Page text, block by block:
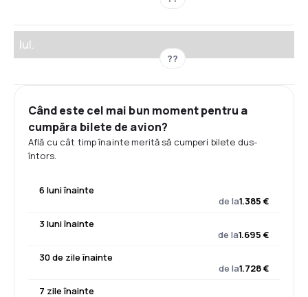
Iul.
??
Când este cel mai bun moment pentru a
cumpăra bilete de avion?
Află cu cât timp înainte merită să cumperi bilete dus-
întors.
6 luni înainte
de la1.385 €
3 luni înainte
de la1.695 €
30 de zile înainte
de la1.728 €
7 zile înainte